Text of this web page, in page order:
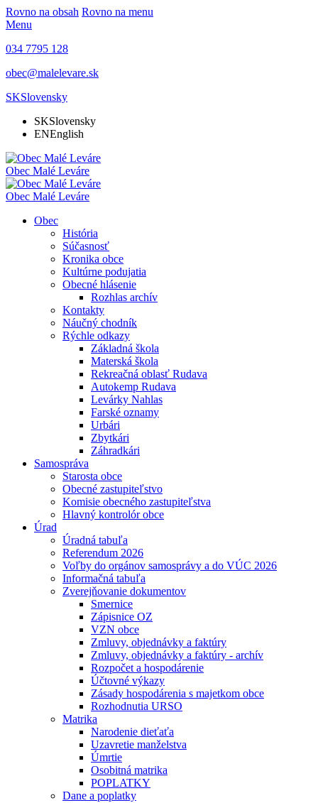
Rovno na obsah Rovno na menu
Menu
034 7795 128
obec@malelevare.sk
SKSlovensky
SKSlovensky
ENEnglish
Obec Malé Leváre
Obec Malé Leváre
Obec
História
Súčasnosť
Kronika obce
Kultúrne podujatia
Obecné hlásenie
Rozhlas archív
Kontakty
Náučný chodník
Rýchle odkazy
Základná škola
Materská škola
Rekreačná oblasť Rudava
Autokemp Rudava
Levárky Nahlas
Farské oznamy
Urbári
Zbytkári
Záhradkári
Samospráva
Starosta obce
Obecné zastupiteľstvo
Komisie obecného zastupiteľstva
Hlavný kontrolór obce
Úrad
Úradná tabuľa
Referendum 2026
Voľby do orgánov samosprávy a do VÚC 2026
Informačná tabuľa
Zverejňovanie dokumentov
Smernice
Zápisnice OZ
VZN obce
Zmluvy, objednávky a faktúry
Zmluvy, objednávky a faktúry - archív
Rozpočet a hospodárenie
Účtovné výkazy
Zásady hospodárenia s majetkom obce
Rozhodnutia URSO
Matrika
Narodenie dieťaťa
Uzavretie manželstva
Úmrtie
Osobitná matrika
POPLATKY
Dane a poplatky